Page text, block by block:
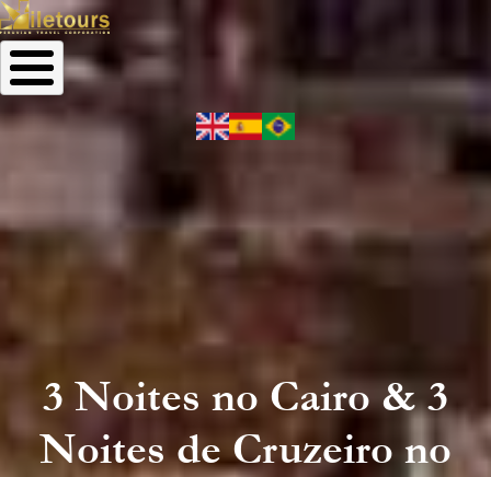
3 Noites no Cairo & 3
Noites de Cruzeiro no